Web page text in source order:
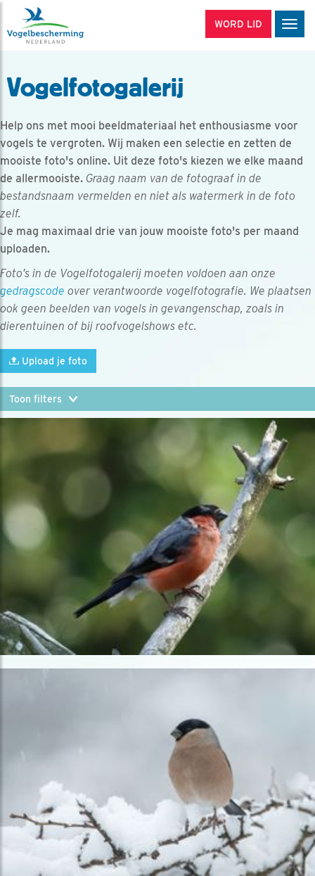
WORD LID
Vogelfotogalerij
Help ons met mooi beeldmateriaal het enthousiasme voor
vogels te vergroten. Wij maken een selectie en zetten de
mooiste foto's online. Uit deze foto's kiezen we elke maand
de allermooiste. Graag naam van de fotograaf in de
bestandsnaam vermelden en niet als watermerk in de foto
zelf.
Je mag maximaal drie van jouw mooiste foto's per maand
uploaden.
Foto’s in de Vogelfotogalerij moeten voldoen aan onze
gedragscode over verantwoorde vogelfotografie. We plaatsen
ook geen beelden van vogels in gevangenschap, zoals in
dierentuinen of bij roofvogelshows etc.
Upload je foto